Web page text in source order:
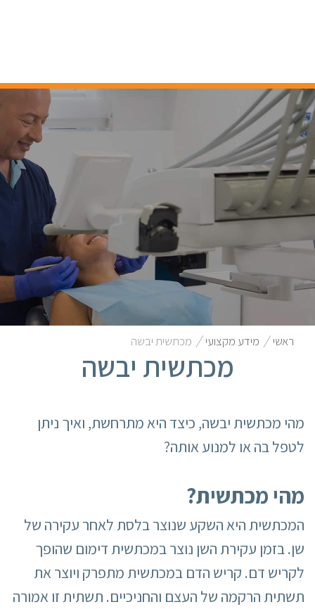
ראשי / מידע מקצועי / מכתשית יבשה
מכתשית יבשה
מהי מכתשית יבשה, כיצד היא מתרחשת, ואיך ניתן
לטפל בה או למנוע אותה?
מהי מכתשית?
המכתשית היא השקע שנוצר בלסת לאחר עקירה של
שן. בזמן עקירת השן נוצר במכתשית דימום שהופך
לקריש דם. קריש הדם במכתשית מתפרק ויוצר את
תשתית הרקמה של העצם והחניכיים. תשתית זו אמורה